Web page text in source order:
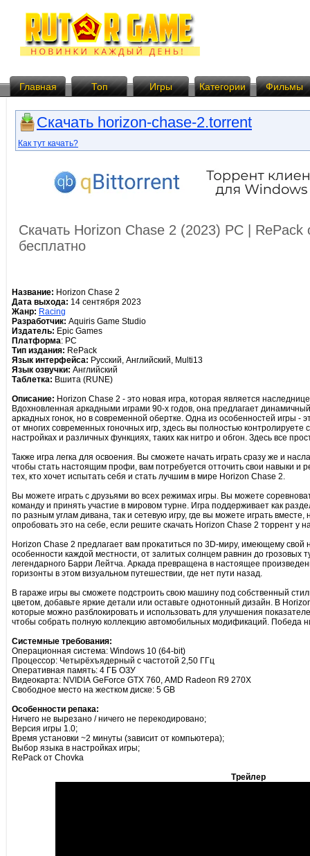
Главная Топ Игры Категории Фильмы
Скачать horizon-chase-2.torrent
Как тут качать?
Скачать Horizon Chase 2 (2023) PC | RePack
бесплатно
Название: Horizon Chase 2
Дата выхода: 14 сентября 2023
Жанр: Racing
Разработчик: Aquiris Game Studio
Издатель: Epic Games
Платформа: PC
Тип издания: RePack
Язык интерфейса: Русский, Английский, Multi13
Язык озвучки: Английский
Таблетка: Вшита (RUNE)
Описание: Horizon Chase 2 - это новая игра, которая является
Вдохновленная аркадными играми 90-х годов, она предлагает
аркадных гонок, но в современной обертке. Одна из особенностей игры -
от многих современных гоночных игр, здесь вы полностью
настройках и различных функциях, таких как нитро и обгон. Здесь все
Также игра легка для освоения. Вы сможете начать играть сразу же и
чтобы стать настоящим профи, вам потребуется отточить свои навыки и
тех, кто хочет испытать себя и стать лучшим в мире Horizon Chase 2.
Вы можете играть с друзьями во всех режимах игры. Вы можете
команду и принять участие в мировом турне. Игра поддерживает как
по разным углам дивана, так и сетевую игру, где вы можете играть
опробовать это на себе, если решите скачать Horizon Chase 2 торрент у
Horizon Chase 2 предлагает вам прокатиться по 3D-миру, имеющему
особенности каждой местности, от залитых солнцем равнин до грозовых
легендарного Барри Лейтча. Аркада превращена в настоящее
горизонты в этом визуальном путешествии, где нет пути назад.
В гараже игры вы сможете подстроить свою машину под собственный
цветом, добавьте яркие детали или оставьте однотонный дизайн. В
которые можно разблокировать и использовать для улучшения
чтобы собрать полную коллекцию автомобильных модификаций. Победа
Системные требования:
Операционная система: Windows 10 (64-bit)
Процессор: Четырёхъядерный с частотой 2,50 ГГц
Оперативная память: 4 ГБ ОЗУ
Видеокарта: NVIDIA GeForce GTX 760, AMD Radeon R9 270X
Свободное место на жестком диске: 5 GB
Особенности репака:
Ничего не вырезано / ничего не перекодировано;
Версия игры 1.0;
Время установки ~2 минуты (зависит от компьютера);
Выбор языка в настройках игры;
RePack от Chovka
Трейлер